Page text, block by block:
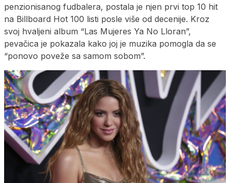
penzionisanog fudbalera, postala je njen prvi top 10 hit
na Billboard Hot 100 listi posle više od decenije. Kroz
svoj hvaljeni album “Las Mujeres Ya No Lloran”,
pevačica je pokazala kako joj je muzika pomogla da se
“ponovo poveže sa samom sobom”.